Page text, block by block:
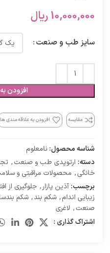
10,000,000ریال
سایز طب و صنعت
افزودن
مقایسه افزودن به علاقه مندی ها
شناسه محصول: نامعلوم
دسته: ارتوپدی طب و صنعت,
خانگی, محصولات مراقبتی و
برچسب: آذین پازار , جلوگیری از
زیبایی اندام, شکم بند, شکم بندساده
صنعت, لاغری
اشتراک گذاری :